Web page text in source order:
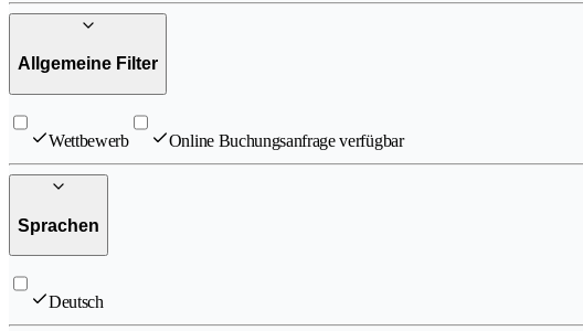
Allgemeine Filter
Wettbewerb Online Buchungsanfrage verfügbar
Sprachen
Deutsch